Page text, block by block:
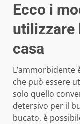
Ecco i
utilizzare
casa
che può essere
solo quello
detersivo per il
bucato, è